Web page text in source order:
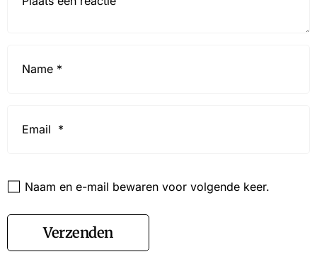
Naam en e-mail bewaren voor volgende keer.
Verzenden